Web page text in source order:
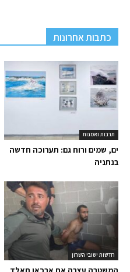
כתבות אחרונות
תרבות ואמנות
ים, שמים ורוח גם: תערוכה חדשה
בנתניה
חדשות ישובי השרון